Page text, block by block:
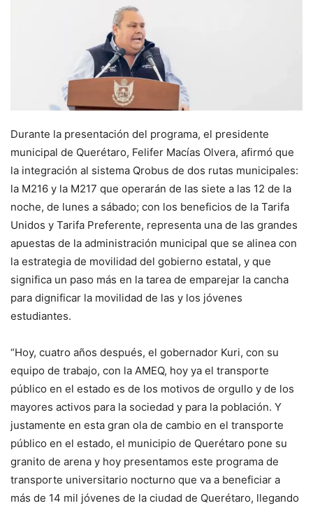
Durante la presentación del programa, el presidente
municipal de Querétaro, Felifer Macías Olvera, afirmó que
la integración al sistema Qrobus de dos rutas municipales:
la M216 y la M217 que operarán de las siete a las 12 de la
noche, de lunes a sábado; con los beneficios de la Tarifa
Unidos y Tarifa Preferente, representa una de las grandes
apuestas de la administración municipal que se alinea con
la estrategia de movilidad del gobierno estatal, y que
significa un paso más en la tarea de emparejar la cancha
para dignificar la movilidad de las y los jóvenes
estudiantes.
“Hoy, cuatro años después, el gobernador Kuri, con su
equipo de trabajo, con la AMEQ, hoy ya el transporte
público en el estado es de los motivos de orgullo y de los
mayores activos para la sociedad y para la población. Y
justamente en esta gran ola de cambio en el transporte
público en el estado, el municipio de Querétaro pone su
granito de arena y hoy presentamos este programa de
transporte universitario nocturno que va a beneficiar a
más de 14 mil jóvenes de la ciudad de Querétaro, llegando